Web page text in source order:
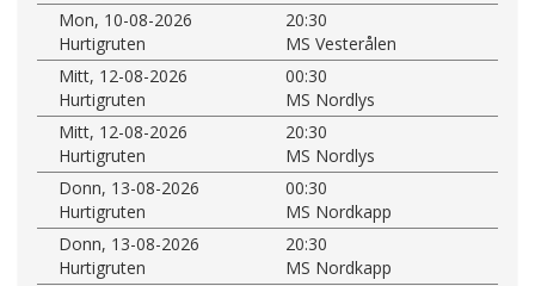
Mon, 10-08-2026
20:30
Hurtigruten
MS Vesterålen
Mitt, 12-08-2026
00:30
Hurtigruten
MS Nordlys
Mitt, 12-08-2026
20:30
Hurtigruten
MS Nordlys
Donn, 13-08-2026
00:30
Hurtigruten
MS Nordkapp
Donn, 13-08-2026
20:30
Hurtigruten
MS Nordkapp